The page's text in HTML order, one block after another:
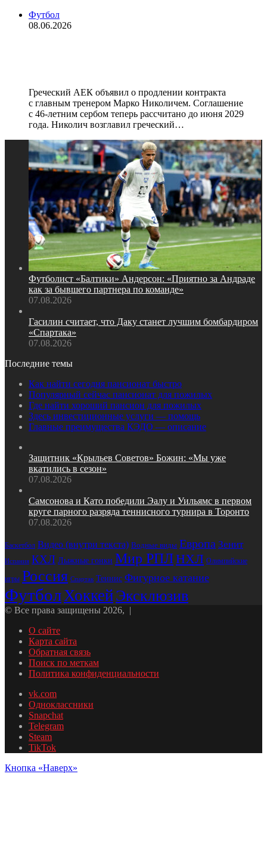
Футбол
08.06.2026
Греческий АЕК объявил о продлении контракта
с главным тренером Марко Николичем. Соглашение
с 46‑летним сербом теперь рассчитано до июня 2029
года. Николич возглавил греческий…
Футболист «Балтики» Андерсон: «Приятно за Андраде
как за бывшего партнера по команде»
07.08.2026
Гасилин считает, что Даку станет лучшим бомбардиром
«Спартака»
07.08.2026
Последние темы
Как найти сегодня пансионат быстро
Популярный сейчас пансионат для пожилых
Где найти хороший пансион для пожилых
Здесь инвестиционные услуги — помощь
Главные преимущества КЭДО — описание
Защитник «Крыльев Советов» Божин: «Мы уже
вкатились в сезон»
07.08.2026
Самсонова и Като победили Эалу и Уильямс в первом
круге парного разряда теннисного турнира в Торонто
07.08.2026
Баскетбол Видео (внутри текста) Водные виды Европа Зенит
Испания КХЛ Лыжные гонки Мир РПЛНХЛ Олимпийские
игры Россия Спартак Теннис Фигурное катание
ФутболХоккейЭксклюзив
© Все права защищены 2026, |
О сайте
Карта сайта
Обратная связь
Поиск по меткам
Политика конфиденциальности
vk.com
Одноклассники
Snapchat
Telegram
Steam
TikTok
Кнопка «Наверх»